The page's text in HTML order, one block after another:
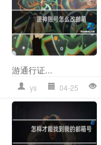
游通行证...
ys 04-25